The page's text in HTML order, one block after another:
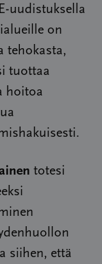
uudistuksella
on
tehokasta,
tuottaa
hoitoa
totesi
siihen, että